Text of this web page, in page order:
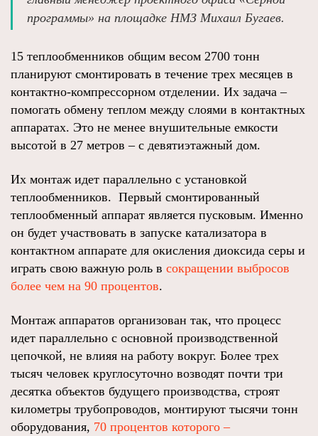
программы» на площадке НМЗ Михаил Бугаев.
15 теплообменников общим весом 2700 тонн
планируют смонтировать в течение трех месяцев в
контактно-компрессорном отделении. Их задача –
помогать обмену теплом между слоями в контактных
аппаратах. Это не менее внушительные емкости
высотой в 27 метров – с девятиэтажный дом.
Их монтаж идет параллельно с установкой
теплообменников. Первый смонтированный
теплообменный аппарат является пусковым. Именно
он будет участвовать в запуске катализатора в
контактном аппарате для окисления диоксида серы и
играть свою важную роль в сокращении выбросов
более чем на 90 процентов.
Монтаж аппаратов организован так, что процесс
идет параллельно с основной производственной
цепочкой, не влияя на работу вокруг. Более трех
тысяч человек круглосуточно возводят почти три
десятка объектов будущего производства, строят
километры трубопроводов, монтируют тысячи тонн
оборудования, 70 процентов которого –